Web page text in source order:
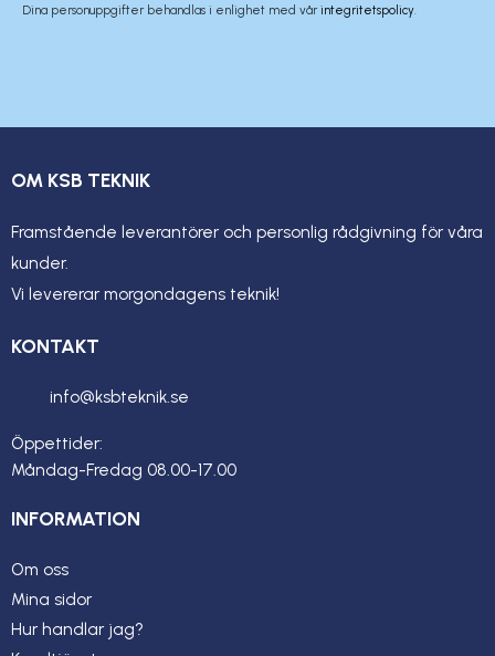
Dina personuppgifter behandlas i enlighet med vårintegritetspolicy
OM KSB TEKNIK
Framstående leverantörer och personlig rådgivning för våra
kunder.
Vi levererar morgondagens teknik!
KONTAKT
info@ksbteknik.se
Öppettider:
Måndag-Fredag 08.00-17.00
INFORMATION
Om oss
Mina sidor
Hur handlar jag?